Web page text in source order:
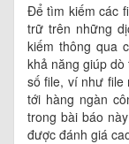
Để tìm kiếm các
trữ trên những
kiếm thông qua
khả năng giúp
số file, ví như file
tới hàng ngàn
trong bài báo
được đánh giá